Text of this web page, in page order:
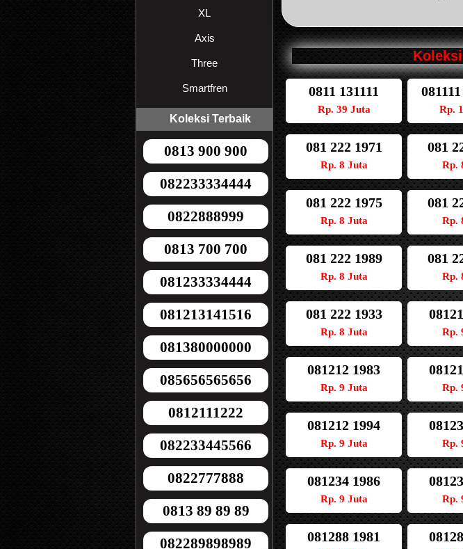
XL
Axis
Three
Smartfren
Koleksi Terbaik
0813 900 900
082233334444
0822888999
0813 700 700
081233334444
081213141516
081380000000
085656565656
0812111222
082233445566
0822777888
0813 89 89 89
082289898989
0811 131111
Rp. 39 Juta Rp.
081 222 1971
Rp. 8 Juta
081
Rp.
081 222 1975
Rp. 8 Juta
081
Rp.
081 222 1989
Rp. 8 Juta
081
Rp.
081 222 1933
Rp. 8 Juta Rp.
081212 1983
Rp. 9 Juta Rp.
081212 1994
Rp. 9 Juta Rp.
081234 1986
Rp. 9 Juta Rp.
081288 1981